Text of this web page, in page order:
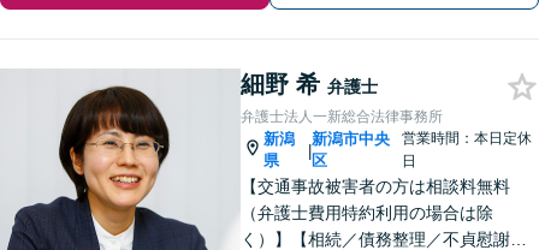
細野 希 弁護士
弁護士法人一新総合法律事務所
新潟
県
|
新潟市中央
区
営業時間：本日定休
日
【交通事故被害者の方は相談料無料
（弁護士費用特約利用の場合は除
く）】【相続／債務整理／不貞慰謝料